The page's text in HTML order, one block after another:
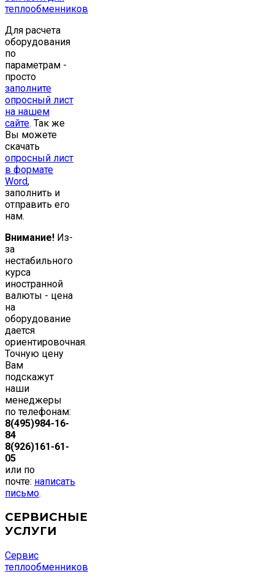
теплообменников
Для расчета
оборудования
по
параметрам -
просто
заполните
опросный лист
на нашем
сайте. Так же
Вы можете
скачать
опросный лист
в формате
Word,
заполнить и
отправить его
нам.
Внимание! Из-
за
нестабильного
курса
иностранной
валюты - цена
на
оборудование
дается
ориентировочная.
Точную цену
Вам
подскажут
наши
менеджеры
по телефонам:
8(495)984-16-
84
8(926)161-61-
05
или по
почте: написать
письмо.
СЕРВИСНЫЕ
УСЛУГИ
Сервис
теплообменников